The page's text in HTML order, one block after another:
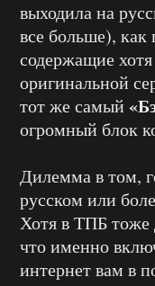
выходила на
все больше),
содержащие
оригинальной
тот же самый
огромный блок
Дилемма в том,
русском или
Хотя в ТПБ тоже
что именно
интернет вам в